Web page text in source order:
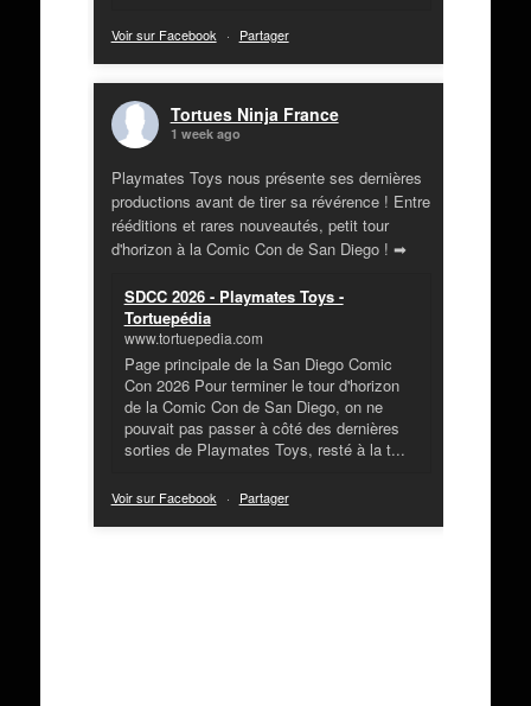
Voir sur Facebook · Partager
Tortues Ninja France
1 week ago
Playmates Toys nous présente ses dernières
productions avant de tirer sa révérence ! Entre
rééditions et rares nouveautés, petit tour
d'horizon à la Comic Con de San Diego ! ➡
SDCC 2026 - Playmates Toys -
Tortuepédia
www.tortuepedia.com
Page principale de la San Diego Comic
Con 2026 Pour terminer le tour d'horizon
de la Comic Con de San Diego, on ne
pouvait pas passer à côté des dernières
sorties de Playmates Toys, resté à la t...
Voir sur Facebook · Partager